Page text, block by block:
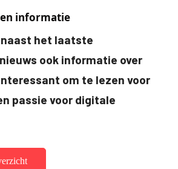
informatie
het laatste
ook informatie over
om te lezen voor
passie voor digitale